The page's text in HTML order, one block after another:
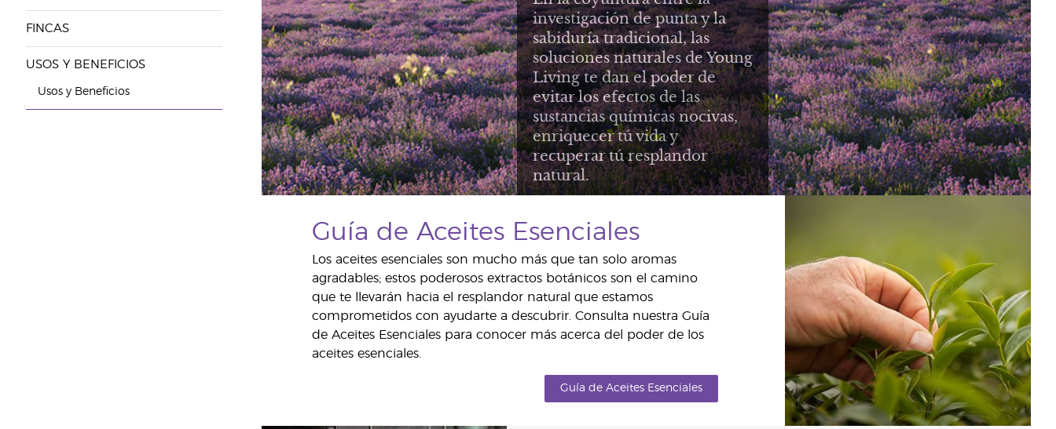
FINCAS
USOS Y BENEFICIOS
Usos y Beneficios
investigación de punta y la
sabiduría tradicional, las
soluciones naturales de Young
Living te dan el poder de
evitar los efectos de las
sustancias químicas nocivas,
enriquecer tú vida y
recuperar tú resplandor
natural.
Guía de Aceites Esenciales
Los aceites esenciales son mucho más que tan solo aromas
agradables; estos poderosos extractos botánicos son el camino
que te llevarán hacia el resplandor natural que estamos
comprometidos con ayudarte a descubrir. Consulta nuestra Guía
de Aceites Esenciales para conocer más acerca del poder de los
aceites esenciales.
Guía de Aceites Esenciales